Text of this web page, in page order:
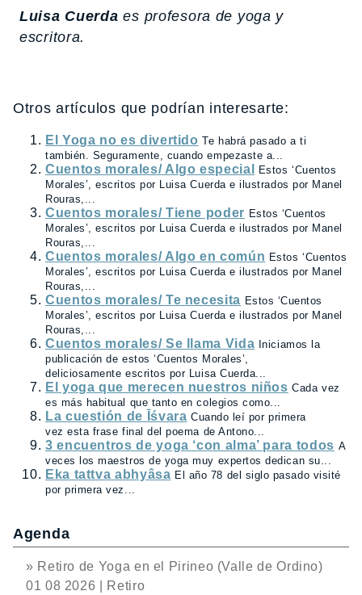
Luisa Cuerda es profesora de yoga y
escritora.
Otros artículos que podrían interesarte:
El Yoga no es divertido Te habrá pasado a ti
también. Seguramente, cuando empezaste a...
Cuentos morales/ Algo especial
Estos ‘Cuentos
Morales’, escritos por Luisa Cuerda e ilustrados por Manel
Rouras,...
Cuentos morales/ Tiene poder Estos ‘Cuentos
Morales’, escritos por Luisa Cuerda e ilustrados por Manel
Rouras,...
Cuentos morales/ Algo en común Estos ‘Cuentos
Morales’, escritos por Luisa Cuerda e ilustrados por Manel
Rouras,...
Cuentos morales/ Te necesita Estos ‘Cuentos
Morales’, escritos por Luisa Cuerda e ilustrados por Manel
Rouras,...
Cuentos morales/ Se llama Vida Iniciamos la
publicación de estos ‘Cuentos Morales’,
deliciosamente escritos por Luisa Cuerda...
El yoga que merecen nuestros niños Cada vez
es más habitual que tanto en colegios como...
La cuestión de Īśvara Cuando leí por primera
vez esta frase final del poema de Antono...
3 encuentros de yoga ‘con alma’ para todos A
veces los maestros de yoga muy expertos dedican su...
Eka tattva abhyâsa El año 78 del siglo pasado visité
por primera vez...
Agenda
» Retiro de Yoga en el Pirineo (Valle de Ordino)
01 08 2026 | Retiro